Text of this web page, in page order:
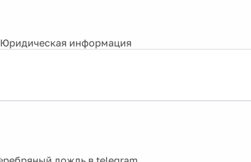
Юридическая информация